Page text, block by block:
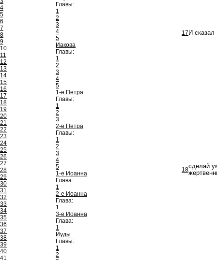
4
5
6
7
8
9
10
11
12
13
14
15
16
17
18
19
20
21
22
23
24
25
26
27
28
29
30
31
32
33
34
35
36
37
38
39
40
41
Главы:
1
2
3
4
5
Иакова
Главы:
1
2
3
4
5
1-е Петра
Главы:
1
2
3
2-е Петра
Главы:
1
2
3
4
5
1-е Иоанна
Глава:
1
2-е Иоанна
Глава:
1
3-е Иоанна
Глава:
1
Иуды
Главы:
1
2
17 И
18сделай